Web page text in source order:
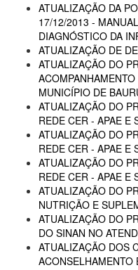
ATUALIZAÇÃO DA
17/12/2013 -
DIAGNÓSTICO DA
ATUALIZAÇÃO DE
ATUALIZAÇÃO DO
MUNICÍPIO DE
ATUALIZAÇÃO DO
REDE CER - APAE E
ATUALIZAÇÃO DO
REDE CER - APAE E
ATUALIZAÇÃO DO
REDE CER - APAE E
ATUALIZAÇÃO DO
NUTRIÇÃO E
ATUALIZAÇÃO DO
DO SINAN NO
ATUALIZAÇÃO DOS
ACONSELHAMENTO